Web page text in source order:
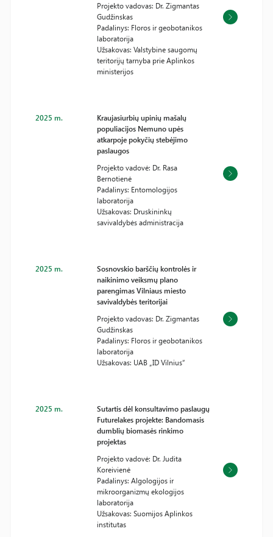
Projekto vadovas: Dr. Zigmantas
Gudžinskas
Padalinys: Floros ir geobotanikos
laboratorija
Užsakovas: Valstybine saugomų
teritorijų tarnyba prie Aplinkos
ministerijos
2025 m.
Kraujasiurbių upinių mašalų
populiacijos Nemuno upės
atkarpoje pokyčių stebėjimo
paslaugos
Projekto vadovė: Dr. Rasa
Bernotienė
Padalinys: Entomologijos
laboratorija
Užsakovas: Druskininkų
savivaldybės administracija
2025 m.
Sosnovskio barščių kontrolės ir
naikinimo veiksmų plano
parengimas Vilniaus miesto
savivaldybės teritorijai
Projekto vadovas: Dr. Zigmantas
Gudžinskas
Padalinys: Floros ir geobotanikos
laboratorija
Užsakovas: UAB „ID Vilnius“
2025 m.
Sutartis dėl konsultavimo paslaugų
Futurelakes projekte: Bandomasis
dumblių biomasės rinkimo
projektas
Projekto vadovė: Dr. Judita
Koreivienė
Padalinys: Algologijos ir
mikroorganizmų ekologijos
laboratorija
Užsakovas: Suomijos Aplinkos
institutas